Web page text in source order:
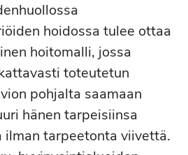
hoidossa tulee ottaa
hoitomalli, jossa
toteutetun
pohjalta saamaan
hänen tarpeisiinsa
ilman tarpeetonta viivettä.